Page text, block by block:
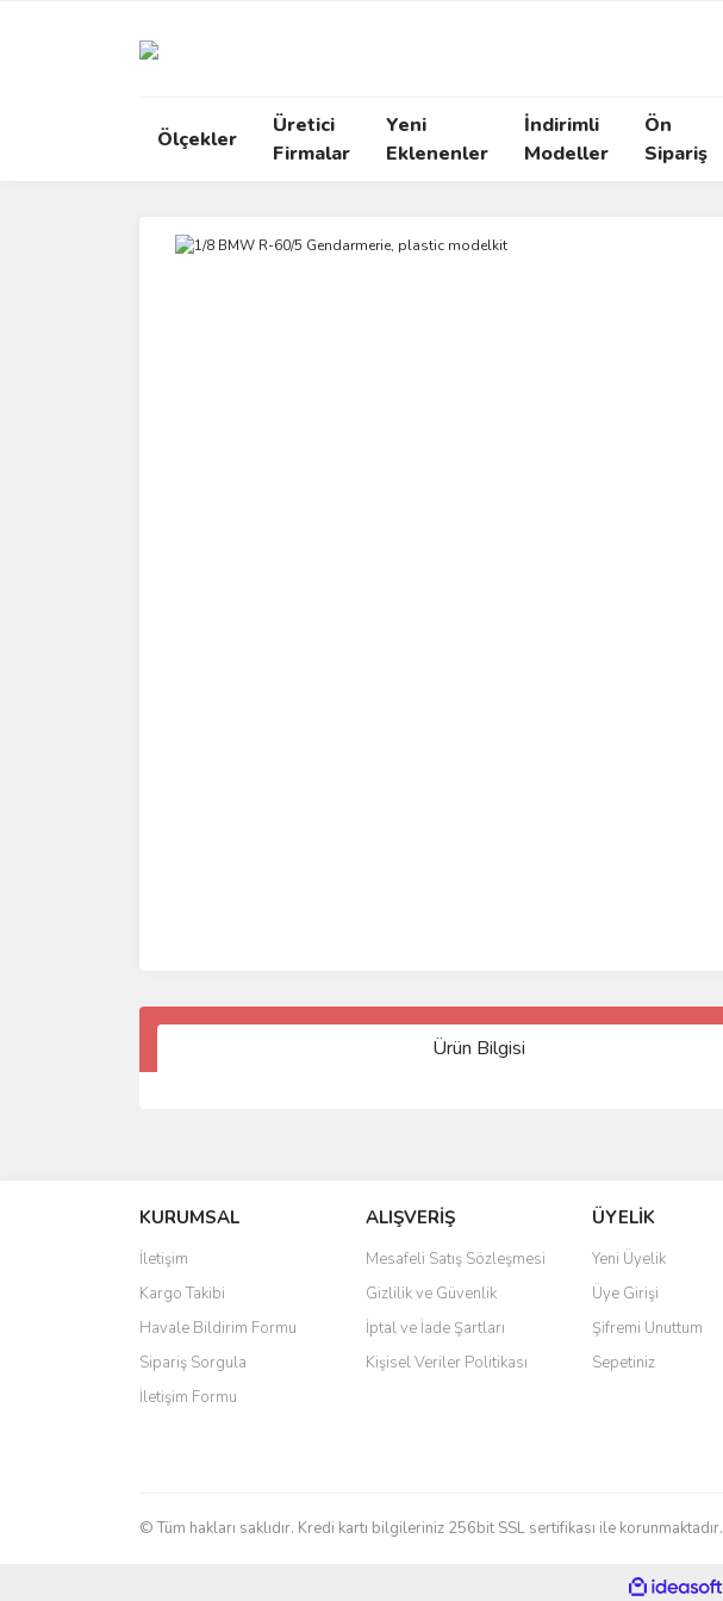
Ölçekler
Üretici
Firmalar
Yeni
Eklenenler
İndirimli
Modeller
Ön
Sipariş
Ürün Bilgisi
KURUMSAL
İletişim
Kargo Takibi
Havale Bildirim Formu
Sipariş Sorgula
İletişim Formu
ALIŞVERİŞ
Mesafeli Satış Sözleşmesi
Gizlilik ve Güvenlik
İptal ve İade Şartları
Kişisel Veriler Politikası
ÜYELİK
Yeni Üyelik
Üye Girişi
Şifremi Unuttum
Sepetiniz
© Tüm hakları saklıdır. Kredi kartı bilgileriniz 256bit SSL sertifikası ile korunmaktadır.